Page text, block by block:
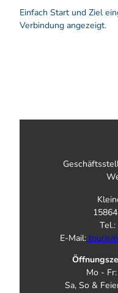
Einfach Start und Ziel
Verbindung angezeigt.
Tel.:
E-Mail:
Mo -
Sa, So &